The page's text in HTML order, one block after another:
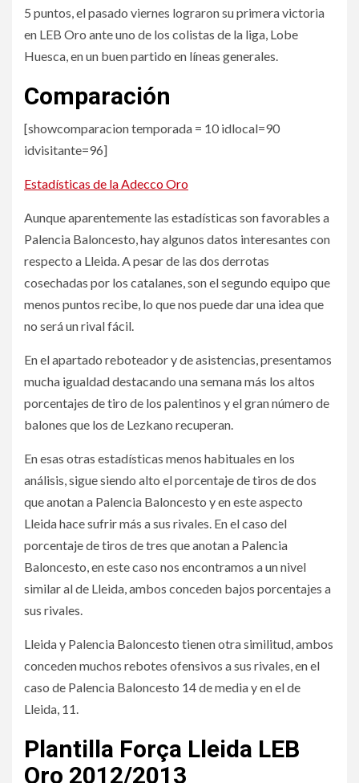
5 puntos, el pasado viernes lograron su primera victoria
en LEB Oro ante uno de los colistas de la liga, Lobe
Huesca, en un buen partido en líneas generales.
Comparación
[showcomparacion temporada = 10 idlocal=90
idvisitante=96]
Estadísticas de la Adecco Oro
Aunque aparentemente las estadísticas son favorables a
Palencia Baloncesto, hay algunos datos interesantes con
respecto a Lleida. A pesar de las dos derrotas
cosechadas por los catalanes, son el segundo equipo que
menos puntos recibe, lo que nos puede dar una idea que
no será un rival fácil.
En el apartado reboteador y de asistencias, presentamos
mucha igualdad destacando una semana más los altos
porcentajes de tiro de los palentinos y el gran número de
balones que los de Lezkano recuperan.
En esas otras estadísticas menos habituales en los
análisis, sigue siendo alto el porcentaje de tiros de dos
que anotan a Palencia Baloncesto y en este aspecto
Lleida hace sufrir más a sus rivales. En el caso del
porcentaje de tiros de tres que anotan a Palencia
Baloncesto, en este caso nos encontramos a un nivel
similar al de Lleida, ambos conceden bajos porcentajes a
sus rivales.
Lleida y Palencia Baloncesto tienen otra similitud, ambos
conceden muchos rebotes ofensivos a sus rivales, en el
caso de Palencia Baloncesto 14 de media y en el de
Lleida, 11.
Plantilla Força Lleida LEB
Oro 2012/2013